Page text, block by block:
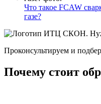
Что такое FCAW
газе?
Проконсультируем и
Почему стоит